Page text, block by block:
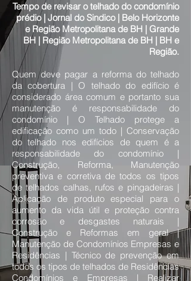
Tempo de revisar o telhado do condomínio
prédio | Jornal do Sindico | Belo Horizonte
e Região Metropolitana de BH | Grande
BH | Região Metropolitana de BH | BH e
Região.
Quem deve pagar a reforma do telhado
da cobertura | O telhado do edifício é
considerado área comum e portanto sua
manutenção é responsabilidade do
condomínio | O Telhado protege a
edificação como um todo | Conservação
do telhado nos edifícios de quem é a
responsabilidade do condomínio |
Construção, Reforma, Manutenção
preventiva e corretiva de todos os tipos
de telhados calhas, rufos e pingadeiras |
Aplicação de produto especial para o
aumento da vida útil e proteção contra
corrosão e desgastes naturais |
Construção e Reformas em geral |
Manutenção de Condomínios Empresas e
Residências | Técnico de prevenção em
todos os tipos de telhados de Residências
Condomínios e Empresas | Realizar